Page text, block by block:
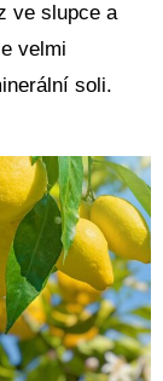
ve slupce a
velmi
soli.